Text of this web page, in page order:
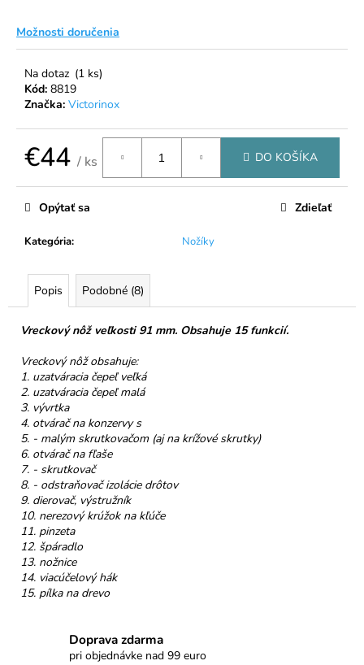
Možnosti doručenia
Na dotaz (1 ks)
Kód: 8819
Značka: Victorinox
€44 / ks DO KOŠÍKA
Kategória: Nožíky
Opýtať sa Zdieľať
Popis Podobné (8)
Vreckový nôž veľkosti 91 mm. Obsahuje 15 funkcií.
Vreckový nôž obsahuje:
1. uzatváracia čepeľ veľká
2. uzatváracia čepeľ malá
3. vývrtka
4. otvárač na konzervy s
5. - malým skrutkovačom (aj na krížové skrutky)
6. otvárač na fľaše
7. - skrutkovač
8. - odstraňovač izolácie drôtov
9. dierovač, výstružník
10. nerezový krúžok na kľúče
11. pinzeta
12. špáradlo
13. nožnice
14. viacúčelový hák
15. pílka na drevo
j
s
?
HĽADAŤ
o
r
č
a
m
e
NELLI
PRAVÁ
ČOKOLÁDA
32%
KEŠU
&
MALINY
€3,50
Doprava zdarma
pri objednávke nad 99 euro